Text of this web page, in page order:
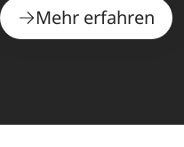
Mehr erfahren